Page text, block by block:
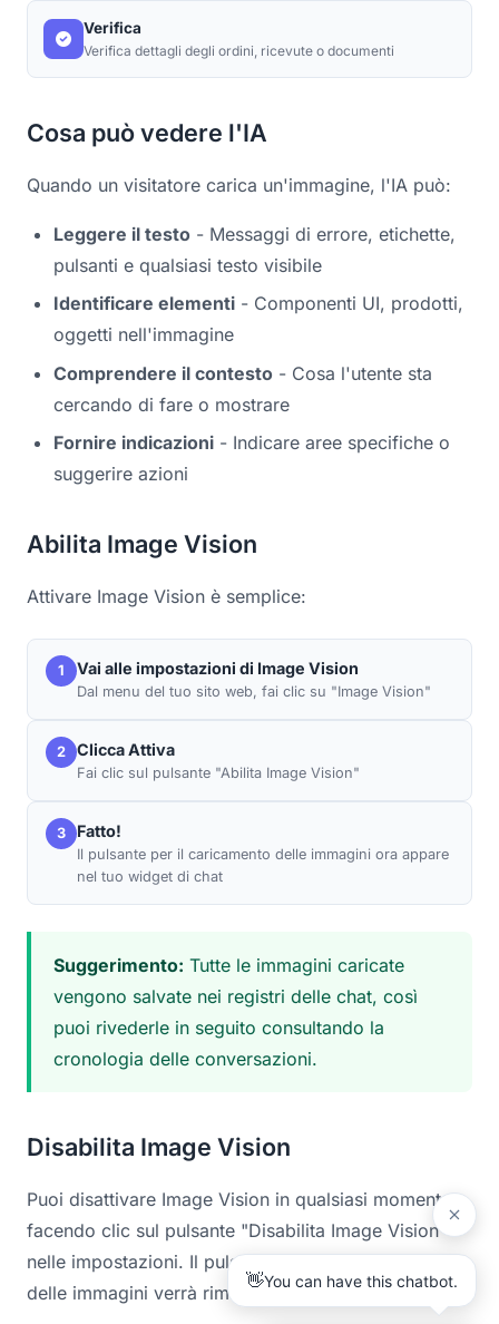
Verifica
Verifica dettagli degli ordini, ricevute o documenti
Cosa può vedere l'IA
Quando un visitatore carica un'immagine, l'IA può:
Leggere il testo - Messaggi di errore, etichette,
pulsanti e qualsiasi testo visibile
Identificare elementi - Componenti UI, prodotti,
oggetti nell'immagine
Comprendere il contesto - Cosa l'utente sta
cercando di fare o mostrare
Fornire indicazioni - Indicare aree specifiche o
suggerire azioni
Abilita Image Vision
Attivare Image Vision è semplice:
1 Vai alle impostazioni di Image Vision
Dal menu del tuo sito web, fai clic su "Image Vision"
2 Clicca Attiva
Fai clic sul pulsante "Abilita Image Vision"
3 Fatto!
Il pulsante per il caricamento delle immagini ora appare
nel tuo widget di chat
Suggerimento: Tutte le immagini caricate
vengono salvate nei registri delle chat, così
puoi rivederle in seguito consultando la
cronologia delle conversazioni.
Disabilita Image Vision
Puoi disattivare Image Vision in qualsiasi momento
facendo clic sul pulsante "Disabilita Image Vision"
nelle impostazioni. Il pulsante per il caricamento
delle immagini verrà rimosso dal widget di chat.